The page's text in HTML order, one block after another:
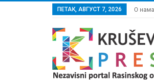
ПЕТАК, АВГУСТ 7, 2026 О нама